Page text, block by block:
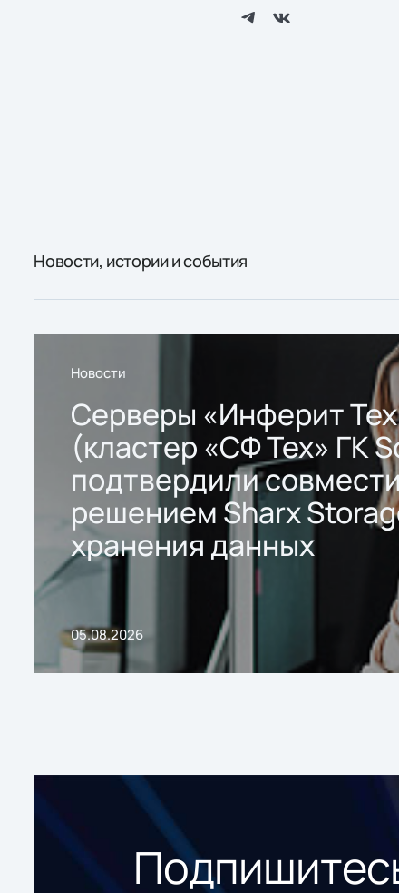
Новости, истории и события
Новости
Серверы «Инферит
(кластер «СФ Тех» ГК
подтвердили
решением Sharx
хранения данных
05.08.2026